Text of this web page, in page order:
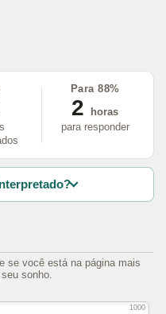
Para 88%
2
horas
para responder
se você está na página mais
sonho.
1000